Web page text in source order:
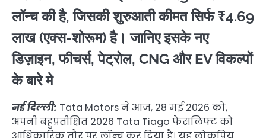
लॉन्च की है, जिसकी शुरुआती कीमत सिर्फ ₹4.69
लाख (एक्स-शोरूम) है। जानिए इसके नए
डिज़ाइन, फीचर्स, पेट्रोल, CNG और EV विकल्पों
के बारे मे
नई दिल्ली: Tata Motors ने आज, 28 मई 2026 को,
अपनी बहुप्रतीक्षित 2026 Tata Tiago फेसलिफ्ट को